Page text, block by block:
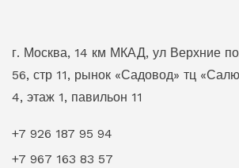
г. Москва, 14 км МКАД, ул Верхние
56, стр 11, рынок «Садовод» тц
4, этаж 1, павильон 11
+7 926 187 95 94
+7 967 163 83 57